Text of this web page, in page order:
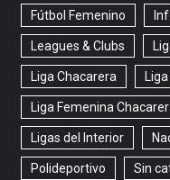
Fútbol Femenino
Leagues & Clubs
Liga Chacarera
Liga Femenina
Ligas del Interior
Polideportivo Sin